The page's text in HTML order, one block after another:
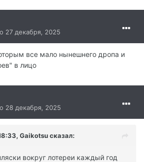
27 декабря, 2025
все мало нынешнего дропа и
в лицо
28 декабря, 2025
Gaikotsuсказал:
вокруг лотереи каждый год